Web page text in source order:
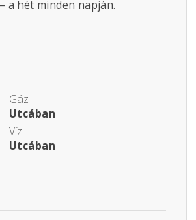
a hét minden napján.
Gáz
Utcában
Víz
Utcában